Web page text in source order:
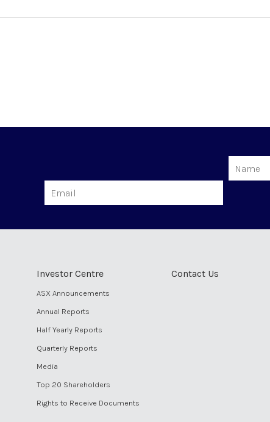
Investor Centre
ASX Announcements
Annual Reports
Half Yearly Reports
Quarterly Reports
Media
Top 20 Shareholders
Rights to Receive Documents
Contact Us